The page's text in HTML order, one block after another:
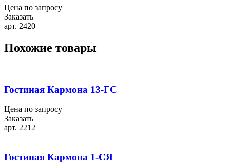
Цена по запросу
Заказать
арт. 2420
Похожие товары
Гостиная Кармона 13-ГС
Цена по запросу
Заказать
арт. 2212
Гостиная Кармона 1-СЯ